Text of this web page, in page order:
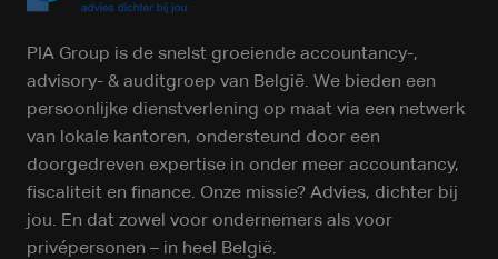
PIA Group is de snelst groeiende accountancy-,
advisory- & auditgroep van België. We bieden een
persoonlijke dienstverlening op maat via een netwerk
van lokale kantoren, ondersteund door een
doorgedreven expertise in onder meer accountancy,
fiscaliteit en finance. Onze missie? Advies, dichter bij
jou. En dat zowel voor ondernemers als voor
privépersonen – in heel België.